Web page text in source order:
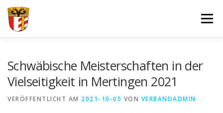
Zum
Inhalt
springen
Menü
Schwäbische Meisterschaften in der
Vielseitigkeit in Mertingen 2021
VERÖFFENTLICHT AM 2021-10-05 VON VERBANDADMIN